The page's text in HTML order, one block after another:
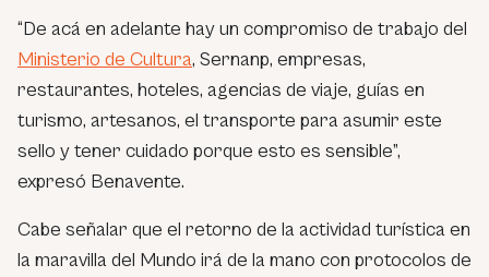
“De acá en adelante hay un compromiso de trabajo del
Ministerio de Cultura, Sernanp, empresas,
restaurantes, hoteles, agencias de viaje, guías en
turismo, artesanos, el transporte para asumir este
sello y tener cuidado porque esto es sensible”,
expresó Benavente.
Cabe señalar que el retorno de la actividad turística en
la maravilla del Mundo irá de la mano con protocolos de